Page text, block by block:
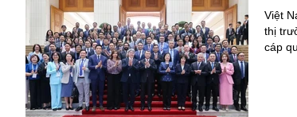
Việt
thị
cáp